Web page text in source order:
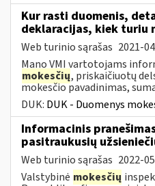
Kur rasti duomenis,
deklaracijas, kiek turiu
Web turinio sąrašas 2021-
Mano VMI vartotojams
mokesčių, priskaičiuotų
mokesčio pavadinimas,
DUK: DUK - Duomenys
Informacinis
pasitraukusių
Web turinio sąrašas 2022-
Valstybinė mokesčių